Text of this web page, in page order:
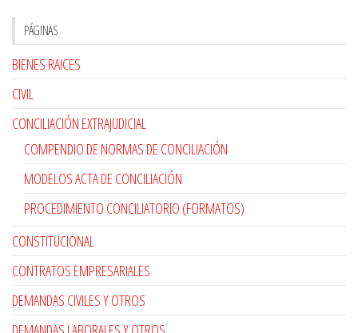
PÁGINAS
BIENES RAICES
CIVIL
CONCILIACIÓN EXTRAJUDICIAL
COMPENDIO DE NORMAS DE CONCILIACIÓN
MODELOS ACTA DE CONCILIACIÓN
PROCEDIMIENTO CONCILIATORIO (FORMATOS)
CONSTITUCIONAL
CONTRATOS EMPRESARIALES
DEMANDAS CIVILES Y OTROS